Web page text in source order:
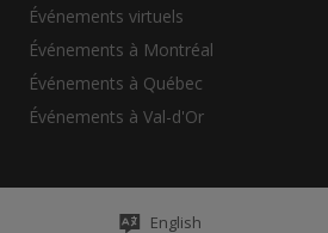
Événements virtuels
Événements à Montréal
Événements à Québec
Événements à Val-d'Or
English